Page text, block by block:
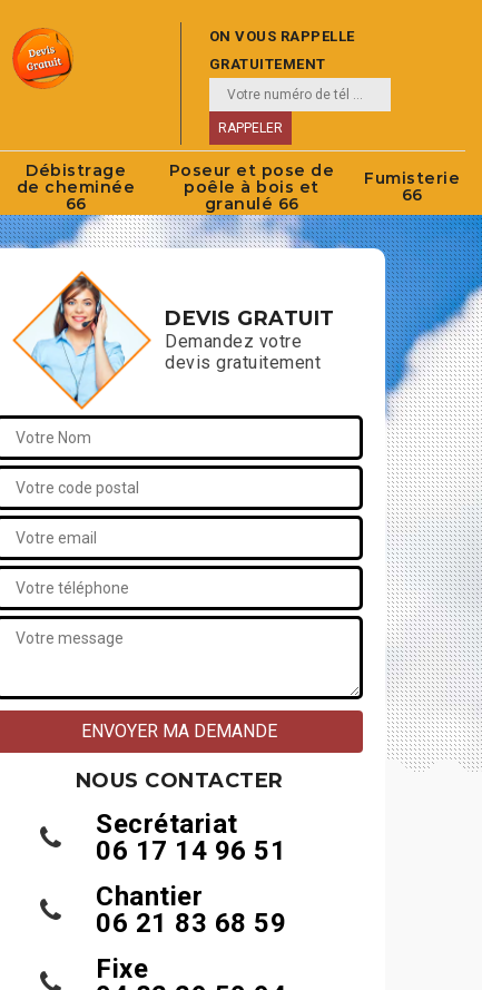
ON VOUS RAPPELLE
GRATUITEMENT
Débistrage
de cheminée
66
Poseur et pose de
poêle à bois et
granulé 66
Fumisterie
66
DEVIS GRATUIT
Demandez votre
devis gratuitement
NOUS CONTACTER
Secrétariat
06 17 14 96 51
Chantier
06 21 83 68 59
Fixe